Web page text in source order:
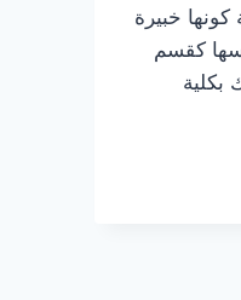
كونها خبيرة
كقسم
بكلية